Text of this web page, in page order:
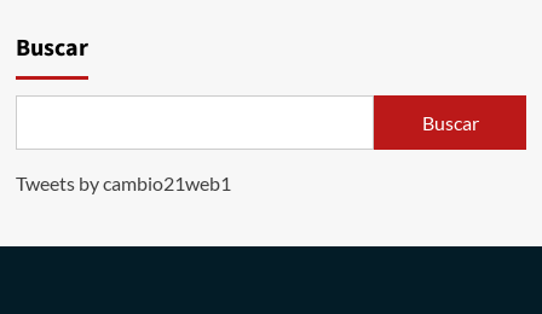
Buscar
Buscar
Tweets by cambio21web1